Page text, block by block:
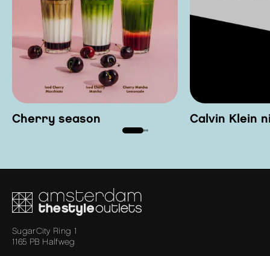
Cherry season Calvin Klein
SugarCity Ring 1
1165 PB Halfweg